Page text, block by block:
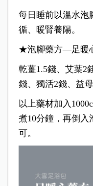
每日睡前以溫水泡
循、暖腎養陽。
★泡腳藥方—足暖
乾薑1.5錢、艾葉2
錢、獨活2錢、益母
以上藥材加入
煮10分鐘，再倒入
可。